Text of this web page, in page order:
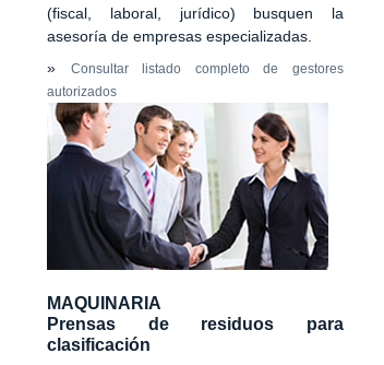
(fiscal, laboral, jurídico) busquen la
asesoría de empresas especializadas.
» Consultar listado completo de gestores
autorizados
MAQUINARIA
Prensas de residuos para
clasificación